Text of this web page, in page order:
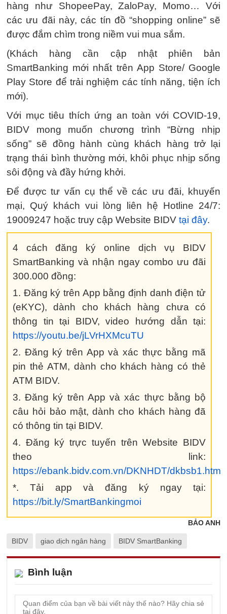
hàng như ShopeePay, ZaloPay, Momo… Với
các ưu đãi này, các tín đồ “shopping online” sẽ
được đắm chìm trong niềm vui mua sắm.
(Khách hàng cần cập nhật phiên bản
SmartBanking mới nhất trên App Store/ Google
Play Store để trải nghiệm các tính năng, tiện ích
mới).
Với mục tiêu thích ứng an toàn với COVID-19,
BIDV mong muốn chương trình “Bừng nhịp
sống” sẽ đồng hành cùng khách hàng trở lại
trạng thái bình thường mới, khôi phục nhịp sống
sôi động và đầy hứng khởi.
Để được tư vấn cụ thể về các ưu đãi, khuyến
mại, Quý khách vui lòng liên hệ Hotline 24/7:
19009247 hoặc truy cập Website BIDV tại đây.
4 cách đăng ký online dịch vụ BIDV
SmartBanking và nhận ngay combo ưu đãi
300.000 đồng:
1. Đăng ký trên App bằng định danh điện tử
(eKYC), dành cho khách hàng chưa có
thông tin tại BIDV, video hướng dẫn tại:
https://youtu.be/jLVrHXMcuTU
2. Đăng ký trên App và xác thực bằng mã
pin thẻ ATM, dành cho khách hàng có thẻ
ATM BIDV.
3. Đăng ký trên App và xác thực bằng bộ
câu hỏi bảo mật, dành cho khách hàng đã
có thông tin tại BIDV.
4. Đăng ký trực tuyến trên Website BIDV
theo link:
https://ebank.bidv.com.vn/DKNHDT/dkbsb1.htm
*. Tải app và đăng ký ngay tại:
https://bit.ly/SmartBankingmoi
BẢO ANH
BIDV giao dịch ngân hàng BIDV SmartBanking
Bình luận